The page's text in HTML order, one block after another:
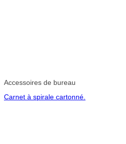
Accessoires de bureau
Carnet à spirale cartonné.